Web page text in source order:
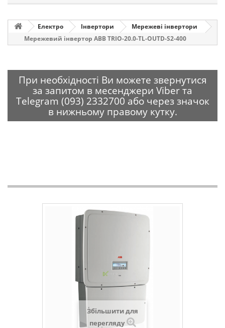
Електро Інвертори
Мережеві інвертори
Мережевий інвертор ABB TRIO-20.0-TL-OUTD-S2-400
При необхідності Ви можете звернутися
за запитом в месенджери Viber та
Telegram (093) 2332700 або через значок
в нижньому правому кутку.
Збільшити для
перегляду